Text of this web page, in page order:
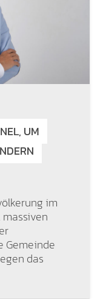
UM
im
Gemeinde
das